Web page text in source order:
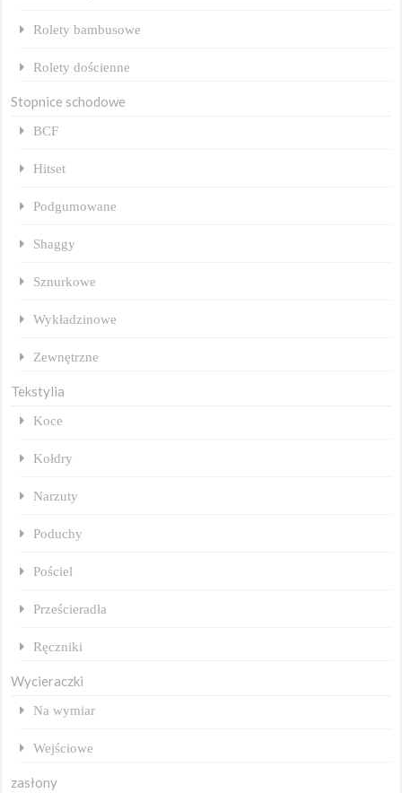
Rolety bambusowe
Rolety dościenne
Stopnice schodowe
BCF
Hitset
Podgumowane
Shaggy
Sznurkowe
Wykładzinowe
Zewnętrzne
Tekstylia
Koce
Kołdry
Narzuty
Poduchy
Pościel
Prześcieradła
Ręczniki
Wycieraczki
Na wymiar
Wejściowe
zasłony